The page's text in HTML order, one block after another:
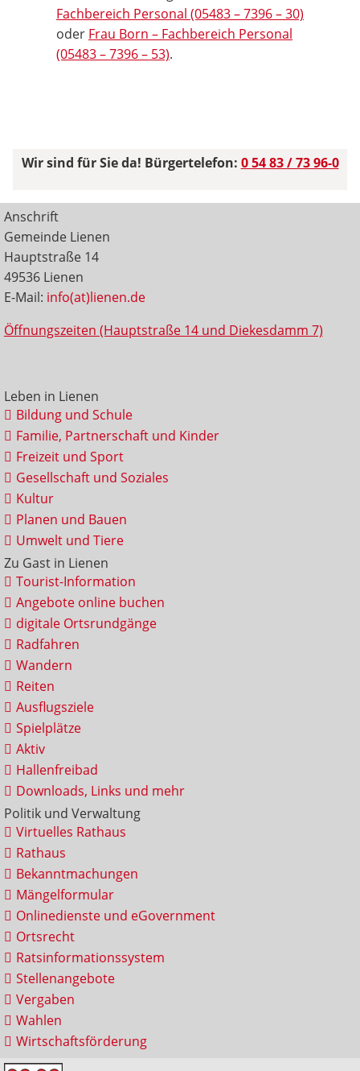
Fachbereich Personal (05483 – 7396 – 30)
oder Frau Born – Fachbereich Personal
(05483 – 7396 – 53).
Wir sind für Sie da! Bürgertelefon: 0 54 83 / 73 96-0
Anschrift
Gemeinde Lienen
Hauptstraße 14
49536 Lienen
E-Mail: info(at)lienen.de
Öffnungszeiten (Hauptstraße 14 und Diekesdamm 7)
Leben in Lienen
Bildung und Schule
Familie, Partnerschaft und Kinder
Freizeit und Sport
Gesellschaft und Soziales
Kultur
Planen und Bauen
Umwelt und Tiere
Zu Gast in Lienen
Tourist-Information
Angebote online buchen
digitale Ortsrundgänge
Radfahren
Wandern
Reiten
Ausflugsziele
Spielplätze
Aktiv
Hallenfreibad
Downloads, Links und mehr
Politik und Verwaltung
Virtuelles Rathaus
Rathaus
Bekanntmachungen
Mängelformular
Onlinedienste und eGovernment
Ortsrecht
Ratsinformationssystem
Stellenangebote
Vergaben
Wahlen
Wirtschaftsförderung